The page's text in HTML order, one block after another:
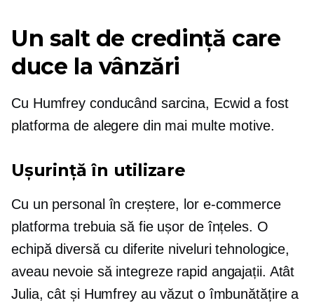
Un salt de credință care
duce la vânzări
Cu Humfrey conducând sarcina, Ecwid a fost
platforma de alegere din mai multe motive.
Ușurință în utilizare
Cu un personal în creștere, lor e-commerce
platforma trebuia să fie ușor de înțeles. O
echipă diversă cu diferite niveluri tehnologice,
aveau nevoie să integreze rapid angajații. Atât
Julia, cât și Humfrey au văzut o îmbunătățire a